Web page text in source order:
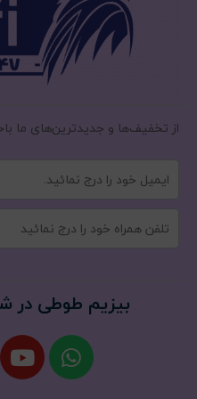
از تخفیف‌ها و جدیدترین‌های ما‌
بیزیم طوطی در